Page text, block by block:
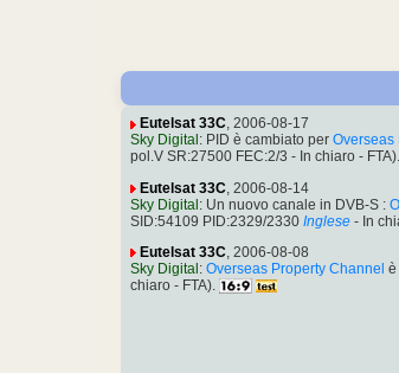
Eutelsat 33C, 2006-08-17
Sky Digital : PID è cambiato per Overseas
pol.V SR:27500 FEC:2/3 - In chiaro - FTA).
Eutelsat 33C , 2006-08-14
Sky Digital: Un nuovo canale in DVB-S :
SID:54109 PID:2329/2330 Inglese - In
Eutelsat 33C, 2006-08-08
Sky Digital : Overseas Property Channel è
chiaro - FTA).